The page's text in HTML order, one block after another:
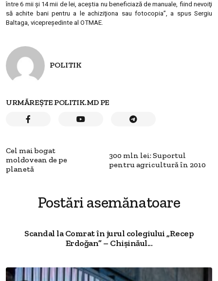
între 6 mii şi 14 mii de lei, aceştia nu beneficiază de manuale, fiind nevoiţi
să achite bani pentru a le achiziţiona sau fotocopia”, a spus Sergiu
Baltaga, vicepreşedinte al OTMAE.
POLITIK
URMĂREȘTE POLITIK.MD PE
Cel mai bogat
moldovean de pe
planetă
300 mln lei: Suportul
pentru agricultură în 2010
Postări asemănatoare
Scandal la Comrat în jurul colegiului „Recep
Erdoğan” – Chișinăul...